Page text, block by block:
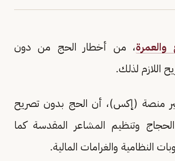
والعمرة، من أخطار الحج من دون
اللازم لذلك.
عبر منصة (إكس)، أن الحج بدون تصريح
وتنظيم المشاعر المقدسة كما
النظامية والغرامات المالية.